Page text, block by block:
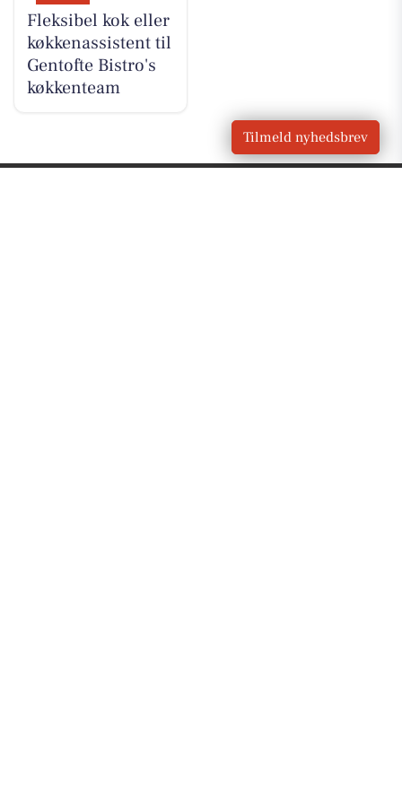
Fleksibel kok eller
køkkenassistent til
Gentofte Bistro's
køkkenteam
Tilmeld nyhedsbrev